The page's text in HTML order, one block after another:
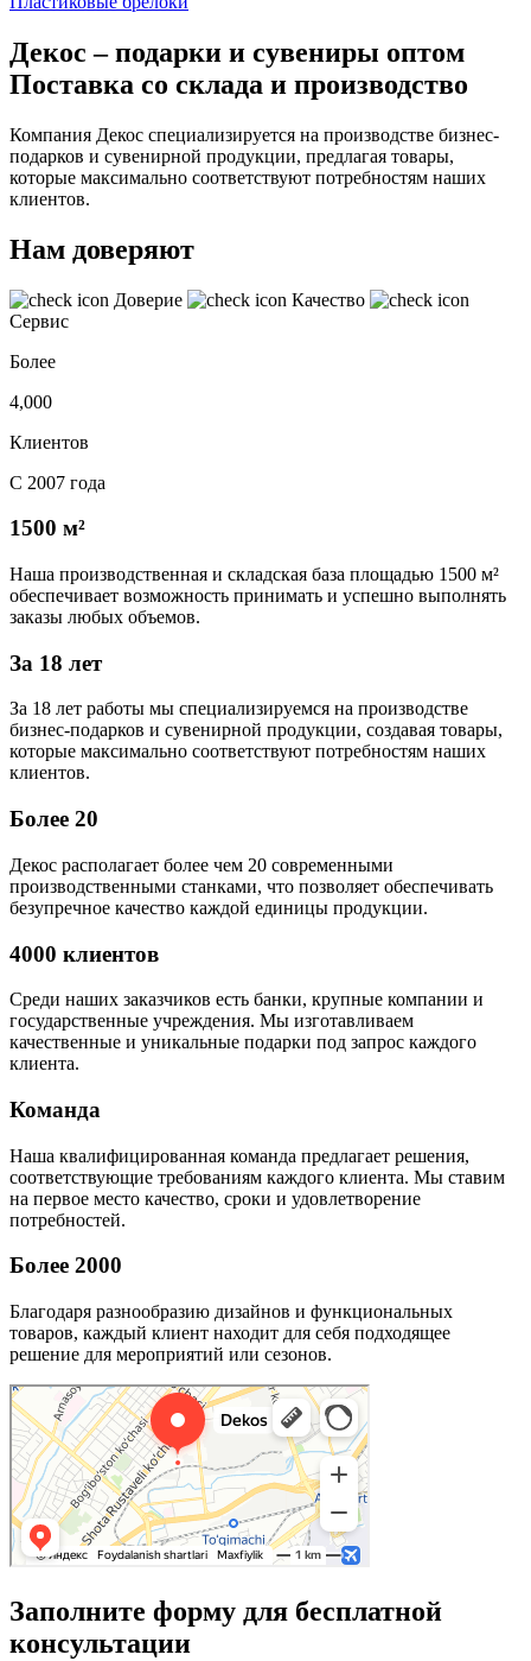
Декос – подарки и сувениры оптом
Поставка со склада и производство
Компания Декос специализируется на производстве бизнес-
подарков и сувенирной продукции, предлагая товары,
которые максимально соответствуют потребностям наших
клиентов.
Нам доверяют
Доверие
Качество
Сервис
Более
4,000
Клиентов
С 2007 года
1500 м²
Наша производственная и складская база площадью 1500 м²
обеспечивает возможность принимать и успешно выполнять
заказы любых объемов.
За 18 лет
За 18 лет работы мы специализируемся на производстве
бизнес-подарков и сувенирной продукции, создавая товары,
которые максимально соответствуют потребностям наших
клиентов.
Более 20
Декос располагает более чем 20 современными
производственными станками, что позволяет обеспечивать
безупречное качество каждой единицы продукции.
4000 клиентов
Среди наших заказчиков есть банки, крупные компании и
государственные учреждения. Мы изготавливаем
качественные и уникальные подарки под запрос каждого
клиента.
Команда
Наша квалифицированная команда предлагает решения,
соответствующие требованиям каждого клиента. Мы ставим
на первое место качество, сроки и удовлетворение
потребностей.
Более 2000
Благодаря разнообразию дизайнов и функциональных
товаров, каждый клиент находит для себя подходящее
решение для мероприятий или сезонов.
Заполните форму для бесплатной
консультации